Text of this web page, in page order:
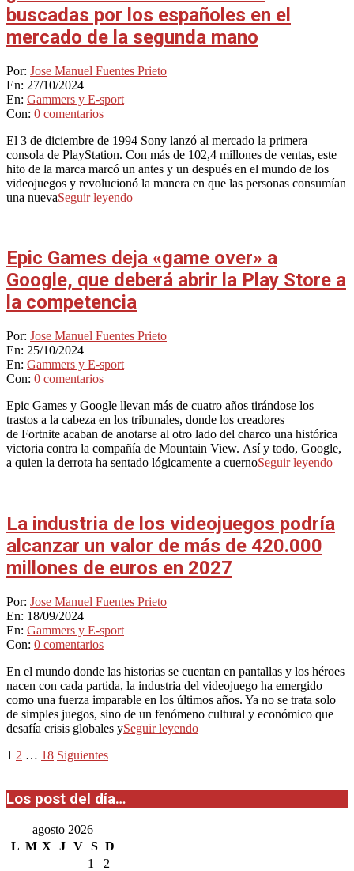
buscadas por los españoles en el
mercado de la segunda mano
2024-
10-
27
Por: Jose Manuel Fuentes Prieto
En: 27/10/2024
En: Gammers y E-sport
Con: 0 comentarios
El 3 de diciembre de 1994 Sony lanzó al mercado la primera
consola de PlayStation. Con más de 102,4 millones de ventas, este
hito de la marca marcó un antes y un después en el mundo de los
videojuegos y revolucionó la manera en que las personas consumían
una nuevaSeguir leyendo
Epic Games deja «game over» a
Google, que deberá abrir la Play Store a
la competencia
2024-
10-
25
Por: Jose Manuel Fuentes Prieto
En: 25/10/2024
En: Gammers y E-sport
Con: 0 comentarios
Epic Games y Google llevan más de cuatro años tirándose los
trastos a la cabeza en los tribunales, donde los creadores
de Fortnite acaban de anotarse al otro lado del charco una histórica
victoria contra la compañía de Mountain View. Así y todo, Google,
a quien la derrota ha sentado lógicamente a cuernoSeguir leyendo
La industria de los videojuegos podría
alcanzar un valor de más de 420.000
millones de euros en 2027
2024-
09-
18
Por: Jose Manuel Fuentes Prieto
En: 18/09/2024
En: Gammers y E-sport
Con: 0 comentarios
En el mundo donde las historias se cuentan en pantallas y los héroes
nacen con cada partida, la industria del videojuego ha emergido
como una fuerza imparable en los últimos años. Ya no se trata solo
de simples juegos, sino de un fenómeno cultural y económico que
desafía crisis globales ySeguir leyendo
Paginación
entradas
1 2 … 18 Siguientes
Los post del día…
agosto 2026
L M X J V S D
1
2